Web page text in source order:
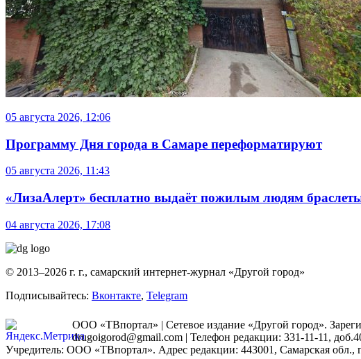
05 августа 2026, 12:06
Программу Дня города в Самаре переформатируют
05 августа 2026, 11:43
«ЛизаАлерт» бесплатно выдаёт пожилым людям браслеты
04 августа 2026, 17:08
© 2013–2026 г. г., самарский интернет-журнал «Другой город»
Подписывайтесь: Вконтакте, Telegram
ООО «ТВпортал» | Сетевое издание «Другой город».
drugoigorod@gmail.com | Телефон редакции: 331-11-11,
Учредитель: ООО «ТВпортал». Адрес редакции: 443001, Самарская обл.,